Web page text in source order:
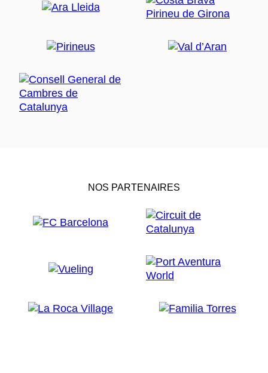
NOS PARTENAIRES